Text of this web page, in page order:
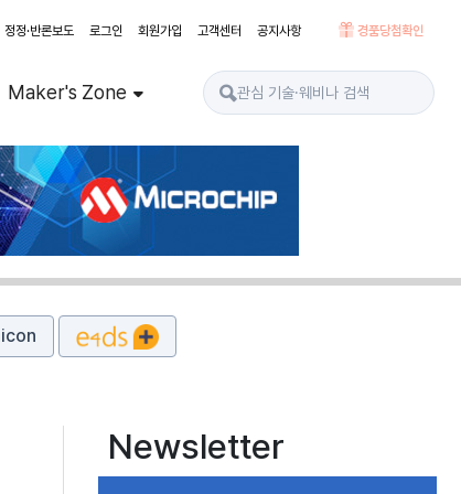
정정·반론보도 로그인 회원가입 고객센터 공지사항 경품당첨확인
Maker's Zone
Newsletter